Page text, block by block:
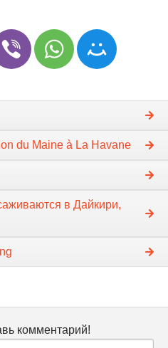
du Maine à La Havane
в Дайкири,
комментарий!